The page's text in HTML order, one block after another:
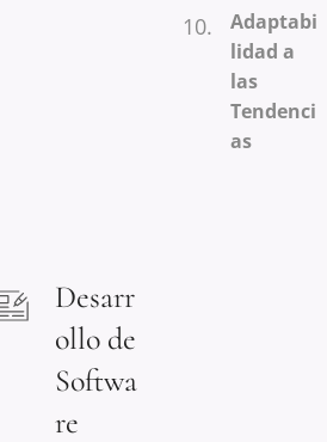
Adaptabi
lidad a
las
Tendenci
as
Desarr
ollo de
Softwa
re